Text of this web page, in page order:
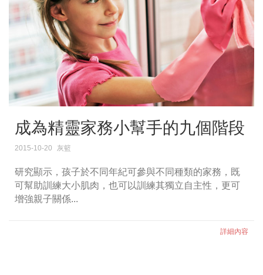
成為精靈家務小幫手的九個階段
2015-10-20 灰籃
研究顯示，孩子於不同年紀可參與不同種類的家務，既
可幫助訓練大小肌肉，也可以訓練其獨立自主性，更可
增強親子關係...
詳細內容